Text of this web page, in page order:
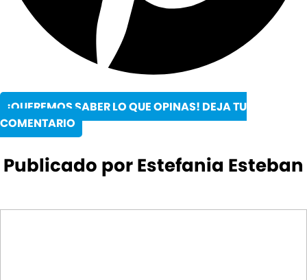
¡QUEREMOS SABER LO QUE OPINAS! DEJA TU
COMENTARIO
Publicado por Estefania Esteban